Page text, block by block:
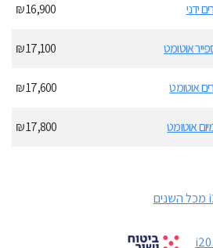
16,900 ₪
17,100 ₪
17,600 ₪
17,800 ₪